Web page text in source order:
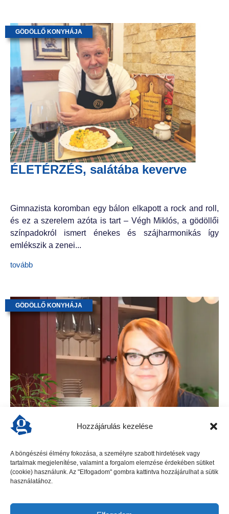
Hozzájárulás kezelése
A böngészési élmény fokozása, a személyre szabott hirdetések vagy
tartalmak megjelenítése, valamint a forgalom elemzése érdekében sütiket
(cookie) használunk. Az "Elfogadom" gombra kattintva hozzájárulhat a sütik
használatához.
ÉLETÉRZÉS, salátába keverve
GÖDÖLLŐ KONYHÁJA
Gimnazista koromban egy bálon elkapott a rock and roll,
és ez a szerelem azóta is tart – Végh Miklós, a gödöllői
színpadokról ismert énekes és szájharmonikás így
emlékszik a zenei...
tovább
GÖDÖLLŐ KONYHÁJA
„Leginkább hétvégén főzök, és szeretek a hűtőben
találtakból összeállítani finomságot” – mondja Simon
spenótos, sajtos, baconös tésztás ételt készített el